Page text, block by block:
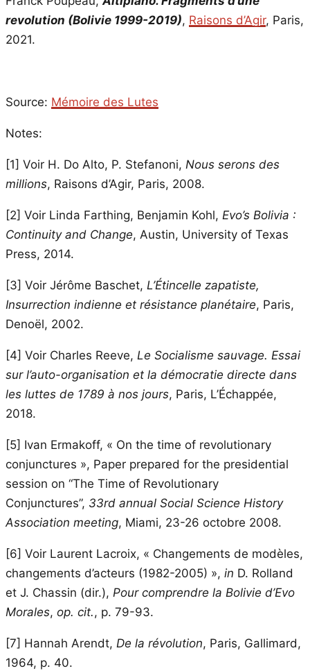
revolution (Bolivie 1999-2019), Raisons d’Agir, Paris,
2021.
Source: Mémoire des Lutes
Notes:
[1] Voir H. Do Alto, P. Stefanoni, Nous serons des
millions, Raisons d’Agir, Paris, 2008.
[2] Voir Linda Farthing, Benjamin Kohl, Evo’s Bolivia :
Continuity and Change, Austin, University of Texas
Press, 2014.
[3] Voir Jérôme Baschet, L’Étincelle zapatiste,
Insurrection indienne et résistance planétaire, Paris,
Denoël, 2002.
[4] Voir Charles Reeve, Le Socialisme sauvage. Essai
sur l’auto-organisation et la démocratie directe dans
les luttes de 1789 à nos jours, Paris, L’Échappée,
2018.
[5] Ivan Ermakoff, « On the time of revolutionary
conjunctures », Paper prepared for the presidential
session on “The Time of Revolutionary
Conjunctures”, 33rd annual Social Science History
Association meeting, Miami, 23-26 octobre 2008.
[6] Voir Laurent Lacroix, « Changements de modèles,
changements d’acteurs (1982-2005) », in D. Rolland
et J. Chassin (dir.), Pour comprendre la Bolivie d’Evo
Morales, op. cit., p. 79-93.
[7] Hannah Arendt, De la révolution, Paris, Gallimard,
1964, p. 40.